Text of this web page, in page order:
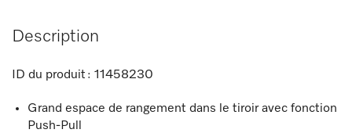
Description
ID du produit : 11458230
Grand espace de rangement dans le tiroir avec fonction
Push-Pull